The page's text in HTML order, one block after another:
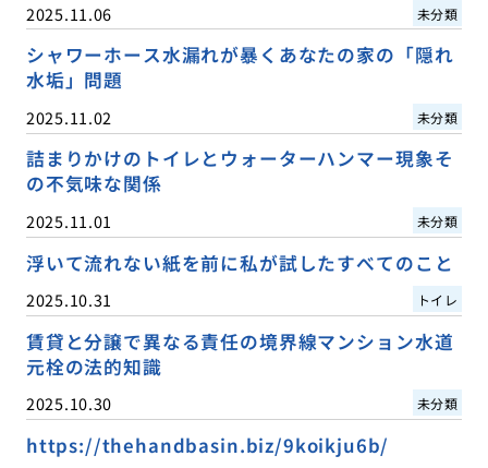
2025.11.06 未分類
シャワーホース水漏れが暴くあなたの家の「隠れ
水垢」問題
2025.11.02 未分類
詰まりかけのトイレとウォーターハンマー現象そ
の不気味な関係
2025.11.01 未分類
浮いて流れない紙を前に私が試したすべてのこと
2025.10.31 トイレ
賃貸と分譲で異なる責任の境界線マンション水道
元栓の法的知識
2025.10.30 未分類
https://thehandbasin.biz/9koikju6b/